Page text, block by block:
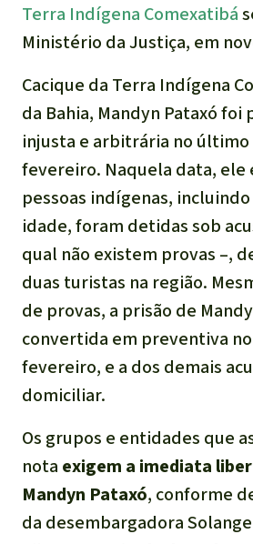
Terra Indígena Comexatibá
Ministério da Justiça, em
Cacique da Terra Indígena
da Bahia, Mandyn Pataxó foi
injusta e arbitrária no último
fevereiro. Naquela data, ele
pessoas indígenas,
idade, foram detidas sob
qual não existem provas –,
duas turistas na região.
de provas, a prisão de
convertida em preventiva
fevereiro, e a dos demais
domiciliar.
Os grupos e entidades que
nota exigem a imediata
Mandyn Pataxó, conforme
da desembargadora